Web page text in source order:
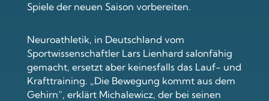
Spiele der neuen Saison vorbereiten.
Neuroathletik, in Deutschland vom
Sportwissenschaftler Lars Lienhard salonfähig
gemacht, ersetzt aber keinesfalls das Lauf- und
Krafttraining. „Die Bewegung kommt aus dem
Gehirn“, erklärt Michalewicz, der bei seinen